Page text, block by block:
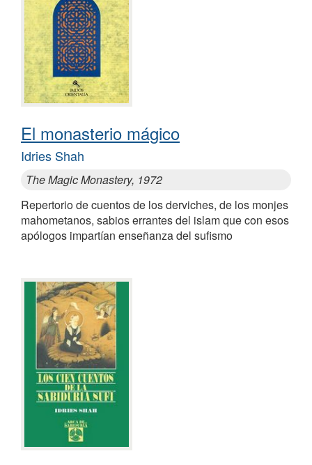
El monasterio mágico
Idries Shah
The Magic Monastery, 1972
Repertorio de cuentos de los derviches, de los monjes
mahometanos, sabios errantes del islam que con esos
apólogos impartían enseñanza del sufismo